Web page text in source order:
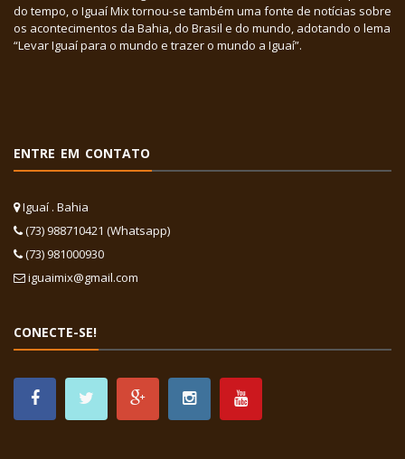
do tempo, o Iguaí Mix tornou-se também uma fonte de notícias sobre
os acontecimentos da Bahia, do Brasil e do mundo, adotando o lema
“Levar Iguaí para o mundo e trazer o mundo a Iguaí”.
ENTRE EM CONTATO
Iguaí . Bahia
(73) 988710421 (Whatsapp)
(73) 981000930
iguaimix@gmail.com
CONECTE-SE!